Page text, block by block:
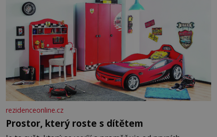
rezidenceonline.cz
Prostor, který roste s dítětem